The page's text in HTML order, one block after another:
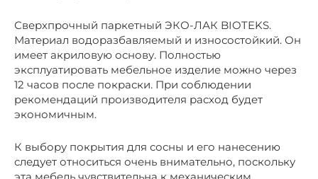
Сверхпрочный паркетный ЭКО-ЛАК BIOTEKS.
Материал водоразбавляемый и износостойкий. Он
имеет акриловую основу. Полностью
эксплуатировать мебельное изделие можно через
12 часов после покраски. При соблюдении
рекомендаций производителя расход будет
экономичным.
К выбору покрытия для сосны и его нанесению
следует относиться очень внимательно, поскольку